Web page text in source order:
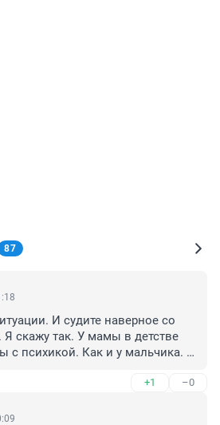
87
И судите нaверное со
Я скажу так. У мaмы в детстве
с психикой. Как и у мальчика.
ему нельзя. У него бывают
даже не знаю как это его
в такие моменты ребенок не
+1 –0